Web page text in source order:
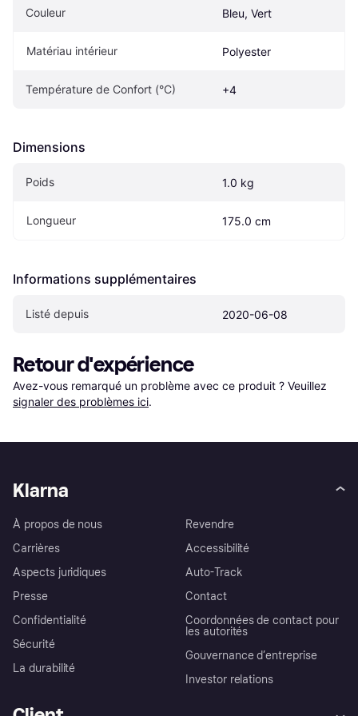
Couleur Bleu, Vert
Matériau intérieur Polyester
Température de Confort (°C) +4
Dimensions
Poids 1.0 kg
Longueur 175.0 cm
Informations supplémentaires
Listé depuis 2020-06-08
Retour d'expérience
Avez-vous remarqué un problème avec ce produit ? Veuillez
signaler des problèmes ici.
Klarna
À propos de nous
Carrières
Aspects juridiques
Presse
Confidentialité
Sécurité
La durabilité
Revendre
Accessibilité
Auto-Track
Contact
Coordonnées de contact pour
les autorités
Gouvernance d’entreprise
Investor relations